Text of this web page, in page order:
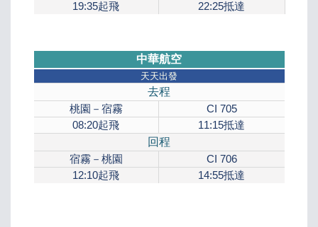
19:35起飛 22:25抵達
中華航空
天天出發
去程
桃園－宿霧
CI 705
08:20起飛 11:15抵達
回程
宿霧－桃園
CI 706
12:10起飛 14:55抵達